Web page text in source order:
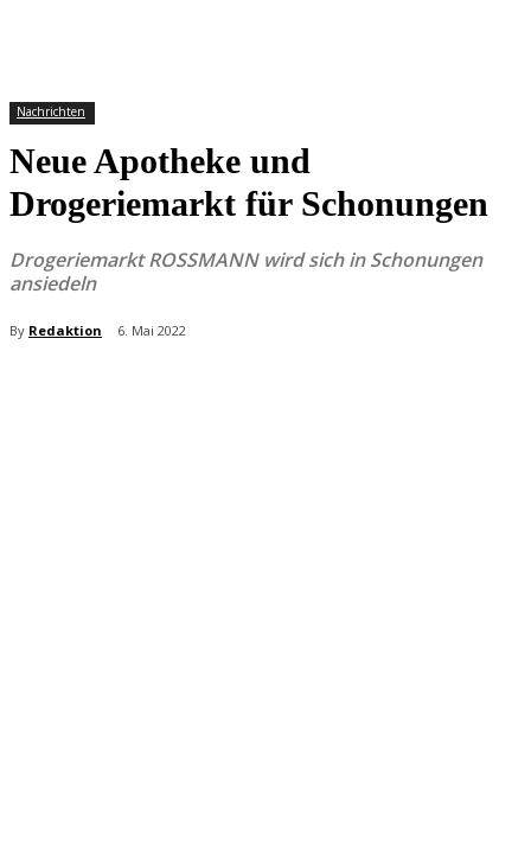
Nachrichten
Neue Apotheke und
Drogeriemarkt für Schonungen
Drogeriemarkt ROSSMANN wird sich in Schonungen
ansiedeln
By Redaktion 6. Mai 2022